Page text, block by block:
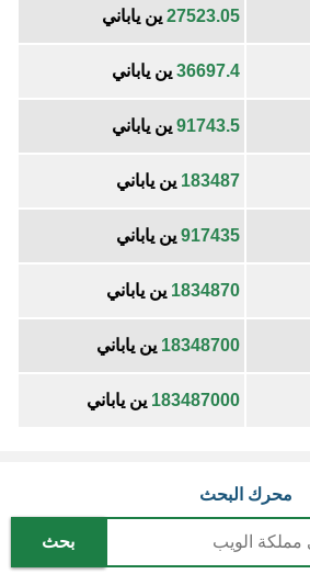
27523.05 ين ياباني
36697.4 ين ياباني
91743.5 ين ياباني
183487 ين ياباني
917435 ين ياباني
1834870 ين ياباني
18348700 ين ياباني
183487000 ين ياباني
محرك البحث
بحث